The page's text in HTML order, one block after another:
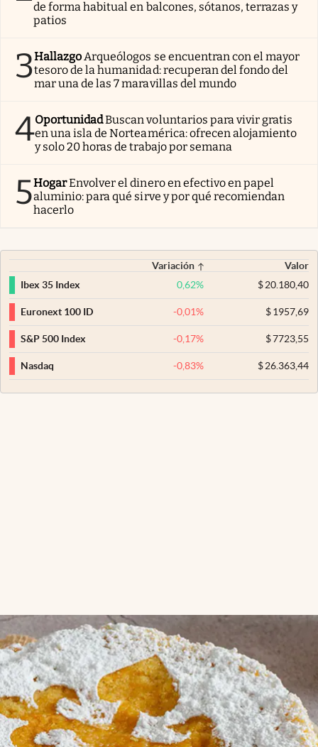
de forma habitual en balcones, sótanos, terrazas y
patios
3Hallazgo Arqueólogos se encuentran con el mayor
tesoro de la humanidad: recuperan del fondo del
mar una de las 7 maravillas del mundo
4OportunidadBuscan voluntarios para vivir gratis
en una isla de Norteamérica: ofrecen alojamiento
y solo 20 horas de trabajo por semana
5HogarEnvolver el dinero en efectivo en papel
aluminio: para qué sirve y por qué recomiendan
hacerlo
Variación
Valor
Ibex 35 Index
0,62% $20.180,40
Euronext 100 ID -0,01% $1957,69
S&P 500 Index -0,17% $7723,55
Nasdaq -0,83% $26.363,44